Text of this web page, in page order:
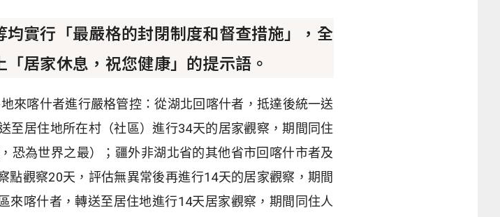
實行「最嚴格的封閉制度和督查措施」，全
居家休息，祝您健康」的提示語。
來喀什者進行嚴格管控：從湖北回喀什者，抵達後統一送
至居住地所在村（社區）進行34天的居家觀察，期間同住
恐為世界之最）；疆外非湖北省的其他省市回喀什市者及
點觀察20天，評估無異常後再進行14天的居家觀察，期間
來喀什者，轉送至居住地進行14天居家觀察，期間同住人